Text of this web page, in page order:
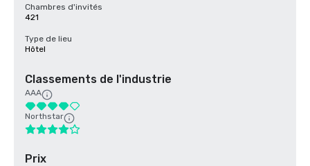
Chambres d'invités
421
Type de lieu
Hôtel
Classements de l'industrie
AAA
Northstar
Prix